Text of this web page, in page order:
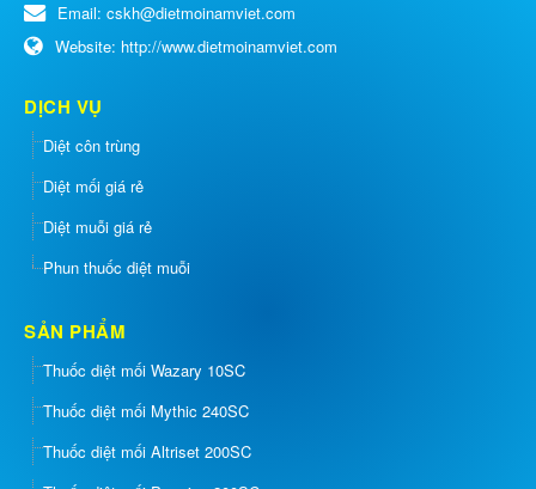
Email: cskh@dietmoinamviet.com
Website: http://www.dietmoinamviet.com
DỊCH VỤ
Diệt côn trùng
Diệt mối giá rẻ
Diệt muỗi giá rẻ
Phun thuốc diệt muỗi
SẢN PHẨM
Thuốc diệt mối Wazary 10SC
Thuốc diệt mối Mythic 240SC
Thuốc diệt mối Altriset 200SC